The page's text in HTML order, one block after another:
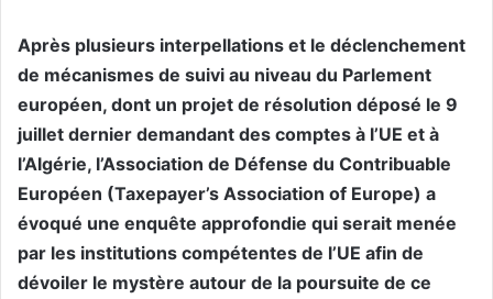
Après plusieurs interpellations et le déclenchement
de mécanismes de suivi au niveau du Parlement
européen, dont un projet de résolution déposé le 9
juillet dernier demandant des comptes à l’UE et à
l’Algérie, l’Association de Défense du Contribuable
Européen (Taxepayer’s Association of Europe) a
évoqué une enquête approfondie qui serait menée
par les institutions compétentes de l’UE afin de
dévoiler le mystère autour de la poursuite de ce